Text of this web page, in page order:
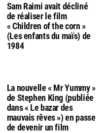
Sam Raimi avait décliné
de réaliser le film
« Children of the corn »
(Les enfants du maïs) de
1984
La nouvelle « Mr Yummy »
de Stephen King (publiée
dans « Le bazar des
mauvais rêves ») en passe
de devenir un film